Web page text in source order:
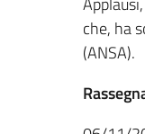
che, ha
(ANSA).